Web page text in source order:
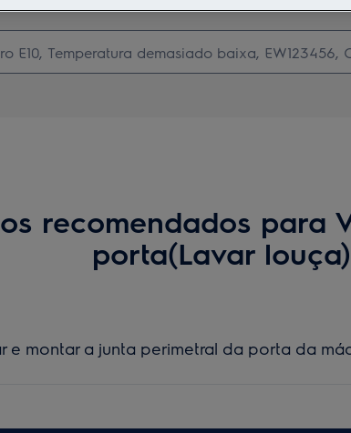
recomendados para
porta(Lavar louça)
e montar a junta perimetral da porta da